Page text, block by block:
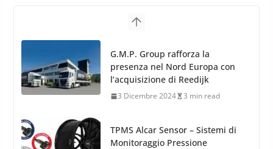
TPMS Alcar Sensor – Sistemi di
Monitoraggio Pressione
Pneumatici
4 Aprile 2022 3 min read
Cerchi in Lega Mercedes: Novità
MAK 2019 – 2020